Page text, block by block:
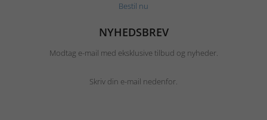
Bestil nu
NYHEDSBREV
Modtag e-mail med eksklusive tilbud og nyheder.
Skriv din e-mail nedenfor.